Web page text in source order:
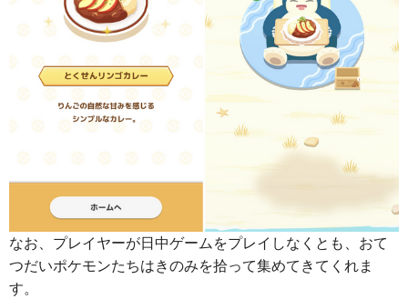
なお、プレイヤーが日中ゲームをプレイしなくとも、おて
つだいポケモンたちはきのみを拾って集めてきてくれま
す。